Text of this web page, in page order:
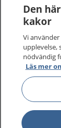
På 1177.se
sjukdomar
1177 ger
Den
kakor
Vi
upplevelse,
nödvändig
Läs mer